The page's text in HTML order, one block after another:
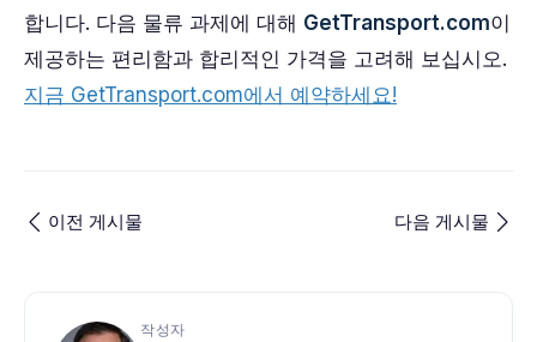
합니다. 다음 물류 과제에 대해 GetTransport.com이
제공하는 편리함과 합리적인 가격을 고려해 보십시오.
지금 GetTransport.com에서 예약하세요!
이전 게시물 다음 게시물
작성자